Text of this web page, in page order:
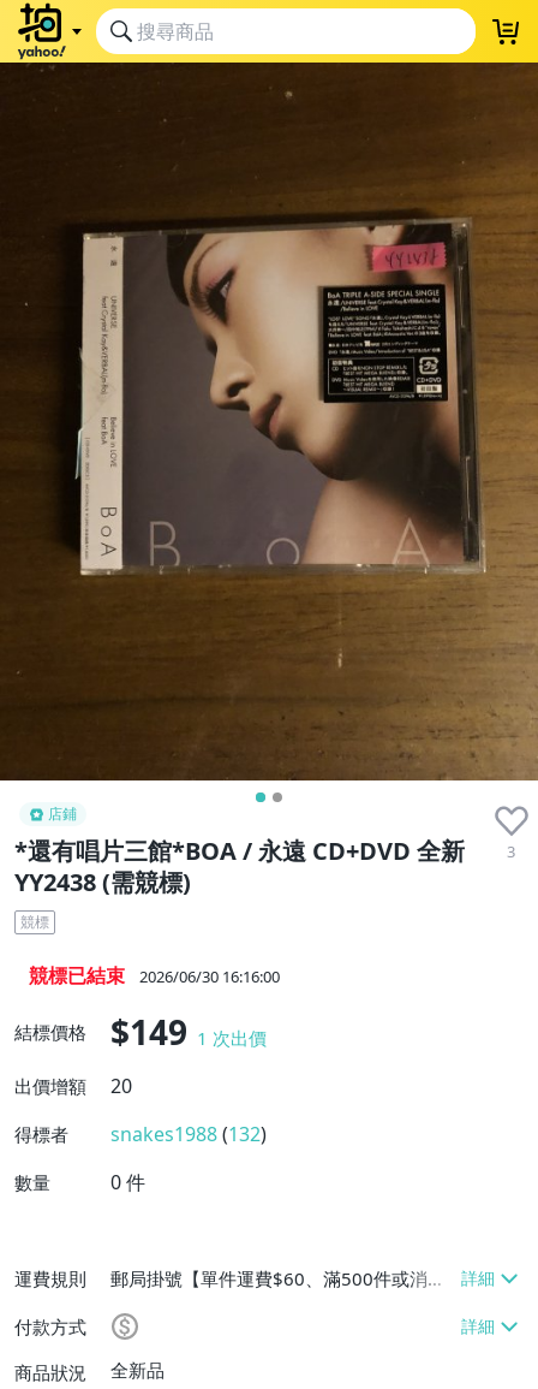
店鋪
*還有唱片三館*BOA / 永遠 CD+DVD 全新
YY2438 (需競標)
3
競標
競標已結束 2026/06/30 16:16:00
結標價格 $149 1 次出價
出價增額
20
得標者 snakes1988(132)
數量 0件
運費規則
郵局掛號【單件運費$60、滿500件或消費
滿$20000免運費】
付款方式
商品狀況
全新品